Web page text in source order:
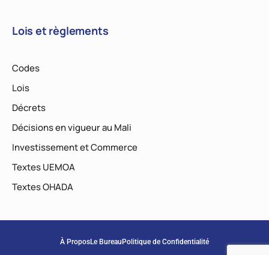
Lois et règlements
Codes
Lois
Décrets
Décisions en vigueur au Mali
Investissement et Commerce
Textes UEMOA
Textes OHADA
À ProposLe BureauPolitique de Confidentialité